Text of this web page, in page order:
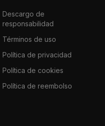
Descargo de
responsabilidad
Términos de uso
Política de privacidad
Política de cookies
Política de reembolso